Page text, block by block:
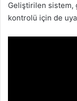
Geliştirilen sistem,
kontrolü için de